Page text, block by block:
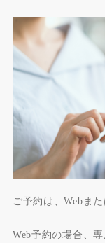
ご予約は、Webま
Web予約の場合、